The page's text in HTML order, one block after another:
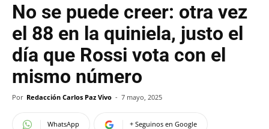
No se puede creer: otra vez
el 88 en la quiniela, justo el
día que Rossi vota con el
mismo número
Por Redacción Carlos Paz Vivo - 7 mayo, 2025
WhatsApp + Seguinos en Google